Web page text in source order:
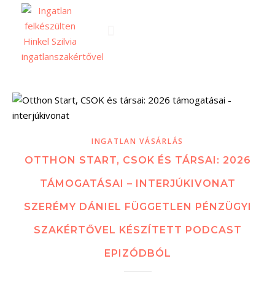
INGATLAN VÁSÁRLÁS
OTTHON START, CSOK ÉS TÁRSAI: 2026
TÁMOGATÁSAI – INTERJÚKIVONAT
SZERÉMY DÁNIEL FÜGGETLEN PÉNZÜGYI
SZAKÉRTŐVEL KÉSZÍTETT PODCAST
EPIZÓDBÓL